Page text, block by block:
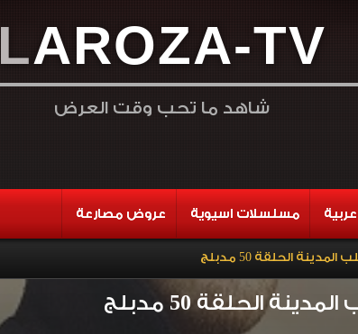
LAROZA-TV
شاهد ما تحب وقت العرض
مسلسلات اسيوية عروض مصارعة
الحلقة 50 مدبلج
الحلقة 50 مدبلج